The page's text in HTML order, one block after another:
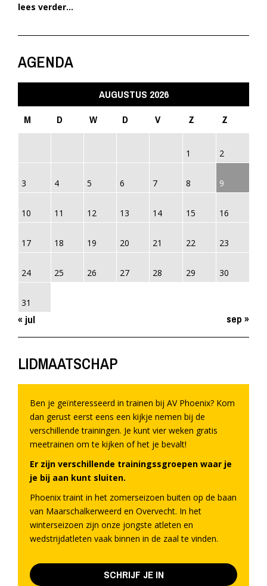
lees verder...
AGENDA
AUGUSTUS 2026
M
D W D V Z Z
1 2
3 4 5 6 7 8 9
10 11 12 13 14 15 16
17 18 19 20 21 22 23
24 25 26 27 28 29 30
31
« jul sep »
LIDMAATSCHAP
Ben je geïnteresseerd in trainen bij AV Phoenix? Kom
dan gerust eerst eens een kijkje nemen bij de
verschillende trainingen. Je kunt vier weken gratis
meetrainen om te kijken of het je bevalt!
Er zijn verschillende trainingssgroepen waar je
je bij aan kunt sluiten.
Phoenix traint in het zomerseizoen buiten op de baan
van Maarschalkerweerd en Overvecht. In het
winterseizoen zijn onze jongste atleten en
wedstrijdatleten vaak binnen in de zaal te vinden.
SCHRIJF JE IN